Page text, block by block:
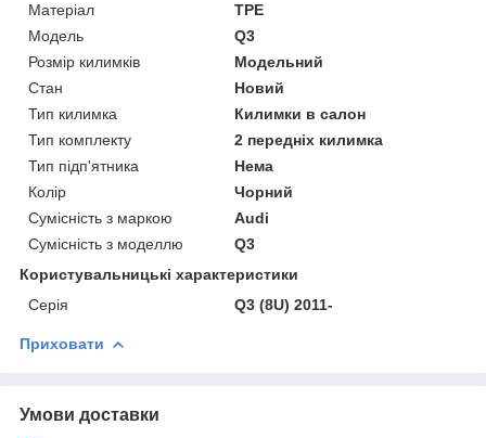
Матеріал
TPE
Модель
Q3
Розмір килимків
Модельний
Стан
Новий
Тип килимка
Килимки в салон
Тип комплекту
2 передніх килимка
Тип підп'ятника
Нема
Колір
Чорний
Сумісність з маркою
Audi
Сумісність з моделлю
Q3
Користувальницькі характеристики
Серія
Q3 (8U) 2011-
Приховати
Умови доставки